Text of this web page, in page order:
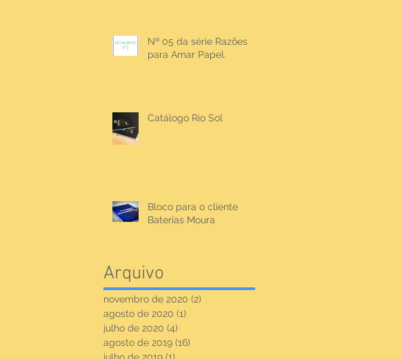
Nº 05 da série Razões
para Amar Papel.
Catálogo Rio Sol
Bloco para o cliente
Baterias Moura
Arquivo
novembro de 2020 (2)
agosto de 2020 (1)
julho de 2020 (4)
agosto de 2019 (16)